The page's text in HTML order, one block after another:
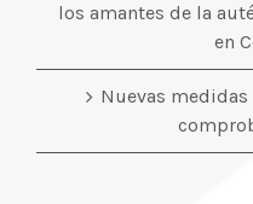
los amantes de la
en
Nuevas